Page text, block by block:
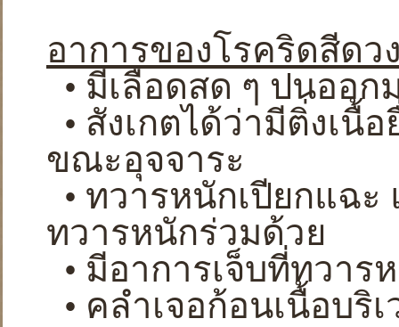
อาการของโรคริดสีดว
• มีเลือดสด ๆ ปนออก
• สังเกตได้ว่ามีติ่งเนื้
ขณะอุจจาระ
• ทวารหนักเปียกแฉ
ทวารหนักร่วมด้วย
• มีอาการเจ็บที่ทวา
• คลำเจอก้อนเนื้อบริ